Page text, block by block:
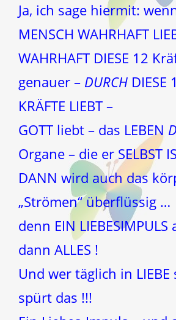
Ja, ich sage hiermit:
MENSCH WAHRHAFT
WAHRHAFT DIESE 12
genauer – DURCH DIESE
KRÄFTE LIEBT –
GOTT liebt – das LEBEN
Organe – die er SELBST
DANN wird auch das
„Strömen“ überflüssig …
denn EIN
dann ALLES !
Und wer täglich in
spürt das !!!